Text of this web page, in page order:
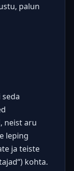
palun
neist aru
leping
ja teiste
kohta.